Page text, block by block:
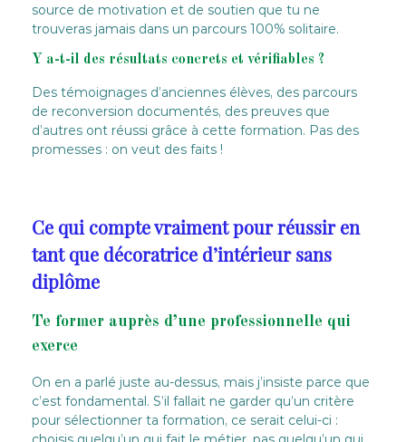
source de motivation et de soutien que tu ne
trouveras jamais dans un parcours 100% solitaire.
Y a-t-il des résultats concrets et vérifiables ?
Des témoignages d’anciennes élèves, des parcours
de reconversion documentés, des preuves que
d’autres ont réussi grâce à cette formation. Pas des
promesses : on veut des faits !
Ce qui compte vraiment pour réussir en
tant que décoratrice d’intérieur sans
diplôme
Te former auprès d’une professionnelle qui
exerce
On en a parlé juste au-dessus, mais j’insiste parce que
c’est fondamental. S’il fallait ne garder qu’un critère
pour sélectionner ta formation, ce serait celui-ci :